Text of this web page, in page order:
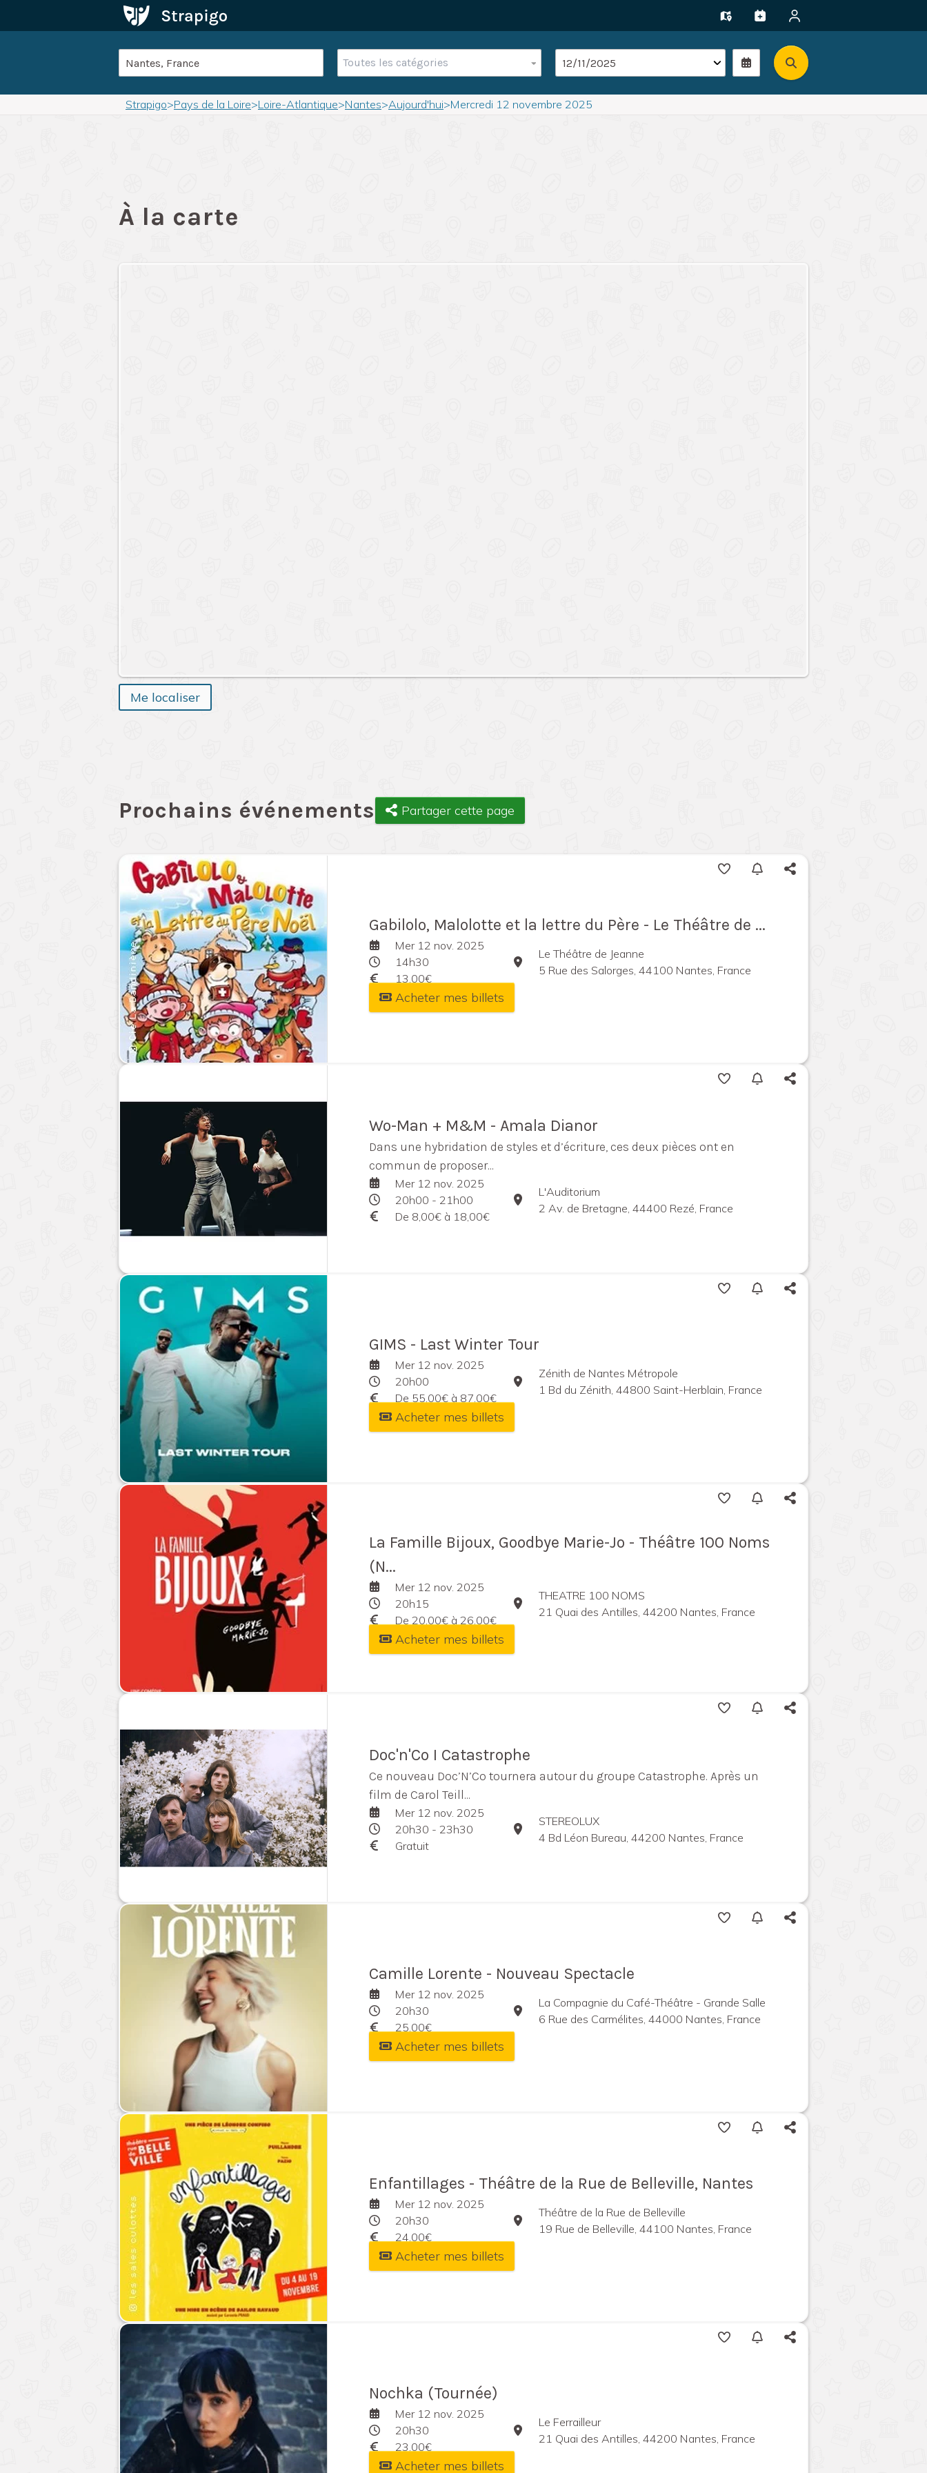
Toutes les catégories
Strapigo>Pays de la Loire>Loire-Atlantique>Nantes>Aujourd'hui>Mercredi 12 novembre 2025
À la carte
Me localiser
Prochains événements Partager cette page
Gabilolo, Malolotte et la lettre du Père - Le Théâtre de ...
Mer 12 nov. 2025
14h30
13,00€
Le Théâtre de Jeanne
5 Rue des Salorges, 44100 Nantes, France
Acheter mes billets
Wo-Man + M&M - Amala Dianor
Dans une hybridation de styles et d’écriture, ces deux pièces ont en
commun de proposer...
Mer 12 nov. 2025
20h00 - 21h00
De 8,00€ à 18,00€
L'Auditorium
2 Av. de Bretagne, 44400 Rezé, France
GIMS - Last Winter Tour
Mer 12 nov. 2025
20h00
De 55,00€ à 87,00€
Zénith de Nantes Métropole
1 Bd du Zénith, 44800 Saint-Herblain, France
Acheter mes billets
La Famille Bijoux, Goodbye Marie-Jo - Théâtre 100 Noms
(N...
Mer 12 nov. 2025
20h15
De 20,00€ à 26,00€
THEATRE 100 NOMS
21 Quai des Antilles, 44200 Nantes, France
Acheter mes billets
Doc'n'Co I Catastrophe
Ce nouveau Doc’N’Co tournera autour du groupe Catastrophe. Après un
film de Carol Teill...
Mer 12 nov. 2025
20h30 - 23h30
Gratuit
STEREOLUX
4 Bd Léon Bureau, 44200 Nantes, France
Camille Lorente - Nouveau Spectacle
Mer 12 nov. 2025
20h30
25,00€
La Compagnie du Café-Théâtre - Grande Salle
6 Rue des Carmélites, 44000 Nantes, France
Acheter mes billets
Enfantillages - Théâtre de la Rue de Belleville, Nantes
Mer 12 nov. 2025
20h30
24,00€
Théâtre de la Rue de Belleville
19 Rue de Belleville, 44100 Nantes, France
Acheter mes billets
Nochka (Tournée)
Mer 12 nov. 2025
20h30
23,00€
Le Ferrailleur
21 Quai des Antilles, 44200 Nantes, France
Acheter mes billets